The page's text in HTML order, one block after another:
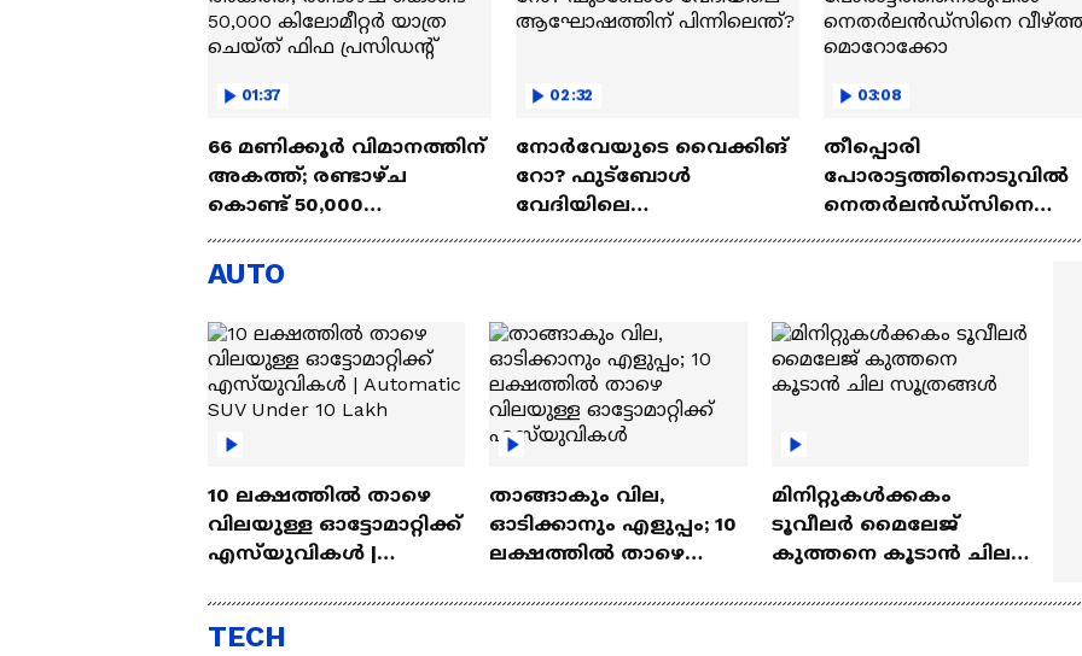
01:37
66 മണിക്കൂർ വിമാനത്തിന്
അകത്ത്; രണ്ടാഴ്ച
കൊണ്ട് 50,000
കിലോമീറ്റർ യാത്ര ചെയ്ത്
ഫിഫ പ്രസിഡന്റ്
02:32
നോർവേയുടെ വൈക്കിങ്
റോ? ഫുട്‍ബോൾ
വേദിയിലെ
ആഘോഷത്തിന്
03:08
തീപ്പൊരി
പോരാട്ടത്തിനൊടുവിൽ
നെതർലൻഡ്സിനെ
വീഴ്ത്തി മൊറോക്കോ
AUTO
10 ലക്ഷത്തിൽ താഴെ
വിലയുള്ള ഓട്ടോമാറ്റിക്ക്
എസ്‍യുവികൾ |
Lakh
താങ്ങാകും വില,
ഓടിക്കാനും എളുപ്പം; 10
ലക്ഷത്തിൽ താഴെ
എസ്‍യുവികൾ
മിനിറ്റുകൾക്കകം
ടൂവീലർ മൈലേജ്
കുത്തനെ കൂടാൻ ചില
TECH